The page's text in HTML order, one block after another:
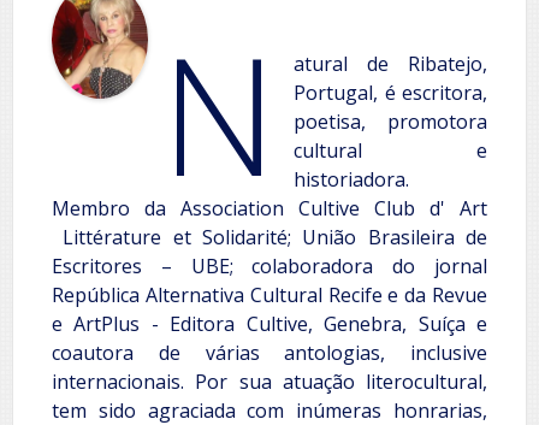
N
atural de Ribatejo,
Portugal, é escritora,
poetisa, promotora
cultural e
historiadora.
Membro da Association Cultive Club d' Art
Littérature et Solidarité; União Brasileira de
Escritores – UBE; colaboradora do jornal
República Alternativa Cultural Recife e da Revue
e ArtPlus - Editora Cultive, Genebra, Suíça e
coautora de várias antologias, inclusive
internacionais. Por sua atuação literocultural,
tem sido agraciada com inúmeras honrarias,